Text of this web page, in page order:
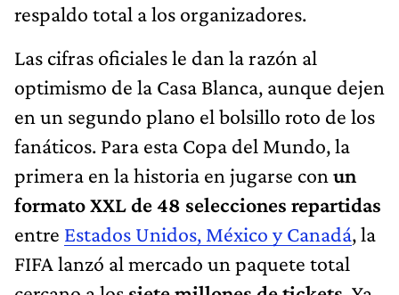
respaldo total a los organizadores.
Las cifras oficiales le dan la razón al
optimismo de la Casa Blanca, aunque dejen
en un segundo plano el bolsillo roto de los
fanáticos. Para esta Copa del Mundo, la
primera en la historia en jugarse con un
formato XXL de 48 selecciones repartidas
entre Estados Unidos, México y Canadá, la
FIFA lanzó al mercado un paquete total